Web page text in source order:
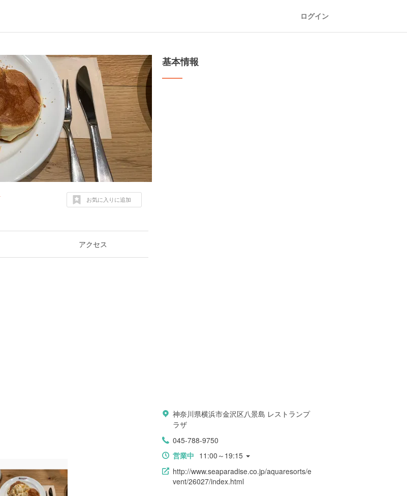
ログイン
お気に入りに追加
アクセス
基本情報
神奈川県横浜市金沢区八景島 レストランプ
ラザ
045-788-9750
営業中 11:00～19:15
http://www.seaparadise.co.jp/aquaresorts/e
vent/26027/index.html